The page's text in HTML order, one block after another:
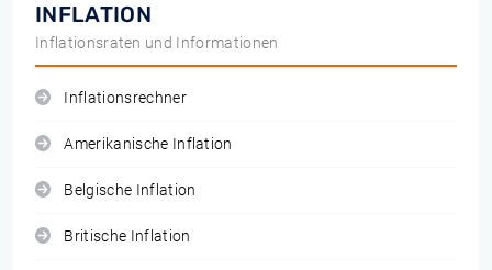
INFLATION
Inflationsraten und Informationen
Inflationsrechner
Amerikanische Inflation
Belgische Inflation
Britische Inflation